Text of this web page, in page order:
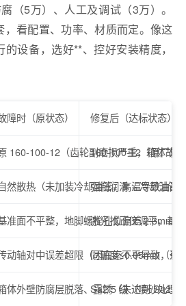
（5万）、人工及调试（3万）。
，看配置、功率、材质而定。像这
设备，选好**、控好安装精度，
障时（原状态） 修复后（达标状态）
160-100-12（齿轮副磨损严重，箱体故
160-100-12（原厂新
然散热（未加装冷却油管，高温导致油
强制润滑 + 冷却油管
准面不平整，地脚螺栓孔位偏差 2.3mm
激光找正仪调平，基
动轴对中误差超限（因底座不平导致，引
同轴度≤0.05mm（通
体外壁防腐层脱落、露锈（未达到
Sa2.5 级（喷砂处理